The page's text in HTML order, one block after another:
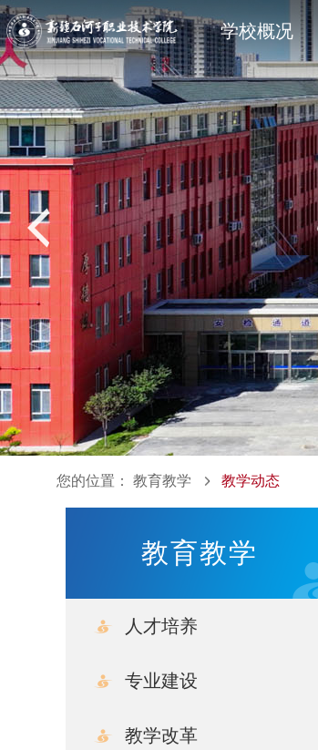
学校概况
学院简介
校风校训
石职动态
媒体关注
党建专题
教学动态
语言文字建设
学工处
科研动态
科协技术学会
招生专题
信息公开法规与制度
信息公开其它
您的位置：教育教学 教学动态
教育教学
人才培养
专业建设
教学改革